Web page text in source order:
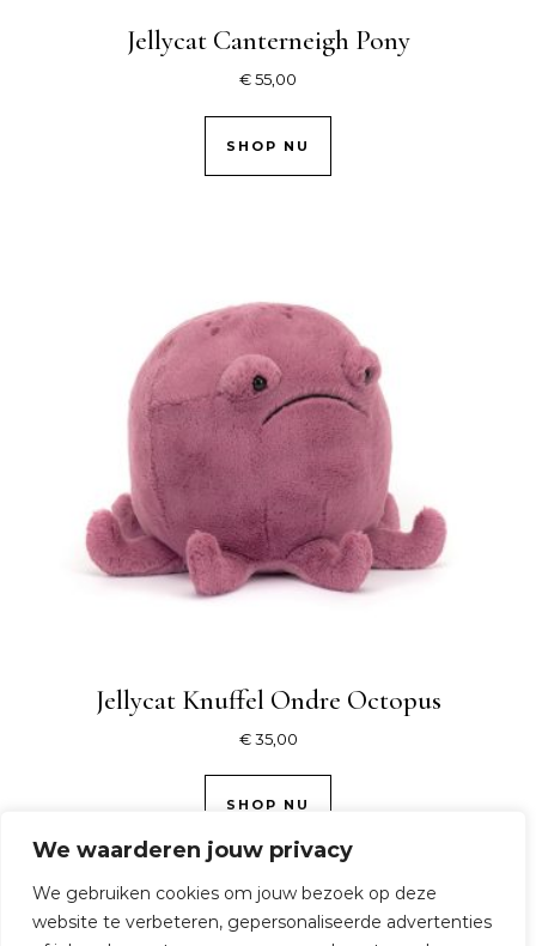
We waarderen jouw privacy
We gebruiken cookies om jouw bezoek op deze
website te verbeteren, gepersonaliseerde advertenties
Jellycat Canterneigh Pony
€55,00
SHOP NU
Jellycat Knuffel Ondre Octopus
€35,00
SHOP NU